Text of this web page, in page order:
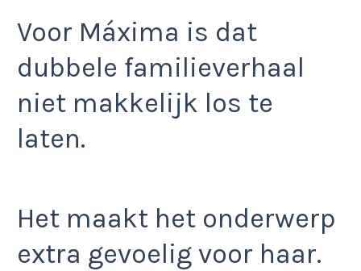
Voor Máxima is dat
dubbele familieverhaal
niet makkelijk los te
laten.
Het maakt het onderwerp
extra gevoelig voor haar.